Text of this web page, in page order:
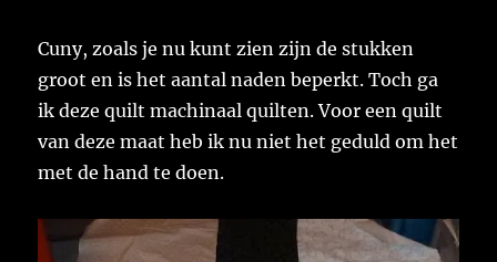
Cuny, zoals je nu kunt zien zijn de stukken
groot en is het aantal naden beperkt. Toch ga
ik deze quilt machinaal quilten. Voor een quilt
van deze maat heb ik nu niet het geduld om het
met de hand te doen.